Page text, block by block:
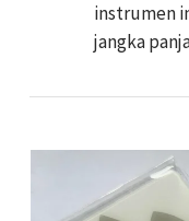
instrumen
jangka